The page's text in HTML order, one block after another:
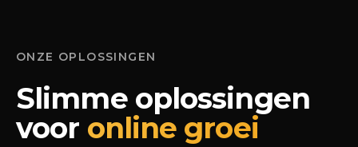
ONZE OPLOSSINGEN
Slimme oplossingen
voor online groei